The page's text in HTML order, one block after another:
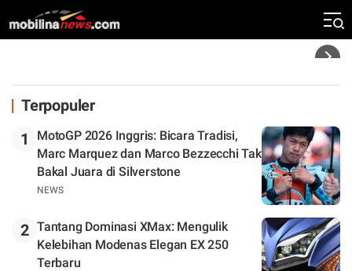
Silverstone. Seri Selanjutnya Belum Jelas
Terpopuler
1
MotoGP 2026 Inggris: Bicara Tradisi,
Marc Marquez dan Marco Bezzecchi Tak
Bakal Juara di Silverstone
NEWS
2 Tantang Dominasi XMax: Mengulik
Kelebihan Modenas Elegan EX 250
Terbaru